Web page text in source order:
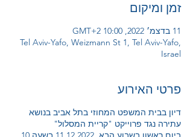
זמן ומיקום
11 בדצמ׳ 2022, 10:00 GMT‎+2‎
Tel Aviv-Yafo, Weizmann St 1, Tel Aviv-Yafo,
Israel
פרטי האירוע
דיון בבית המשפט המחוזי בתל אביב בנושא
עתירה נגד פרוייקט "קריית המסלול"